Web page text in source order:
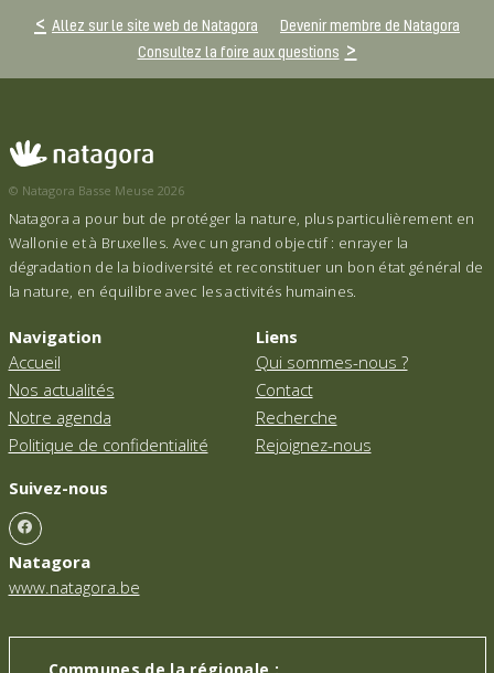
Allez sur le site web de Natagora
Devenir membre de Natagora
Consultez la foire aux questions
© Natagora Basse Meuse 2026
Natagora a pour but de protéger la nature, plus particulièrement en
Wallonie et à Bruxelles. Avec un grand objectif : enrayer la
dégradation de la biodiversité et reconstituer un bon état général de
la nature, en équilibre avec les activités humaines.
Navigation
Accueil
Nos actualités
Notre agenda
Politique de confidentialité
Liens
Qui sommes-nous ?
Contact
Recherche
Rejoignez-nous
Suivez-nous
Natagora
www.natagora.be
Communes de la régionale :